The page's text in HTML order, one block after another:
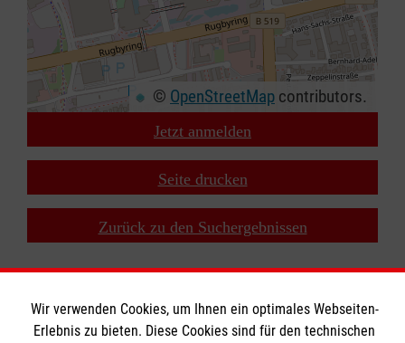
© OpenStreetMap contributors.
Jetzt anmelden
Seite drucken
Zurück zu den Suchergebnissen
Wir verwenden Cookies, um Ihnen ein optimales Webseiten-
Erlebnis zu bieten. Diese Cookies sind für den technischen